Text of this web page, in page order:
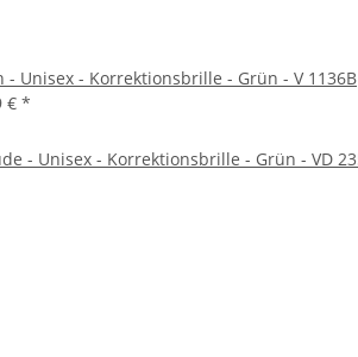
- Unisex - Korrektionsbrille - Grün - V 1136B
€ *